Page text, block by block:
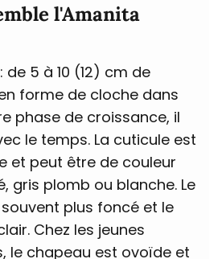
l'Amanita
: de 5 à 10 (12) cm de
forme de cloche dans
phase de croissance, il
le temps. La cuticule est
et peut être de couleur
gris plomb ou blanche. Le
plus foncé et le
Chez les jeunes
le chapeau est ovoïde et